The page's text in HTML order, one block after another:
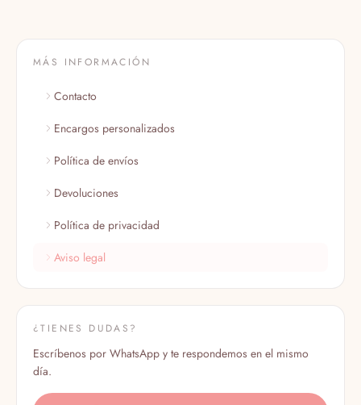
MÁS INFORMACIÓN
Contacto
Encargos personalizados
Política de envíos
Devoluciones
Política de privacidad
Aviso legal
¿TIENES DUDAS?
Escríbenos por WhatsApp y te respondemos en el mismo
día.